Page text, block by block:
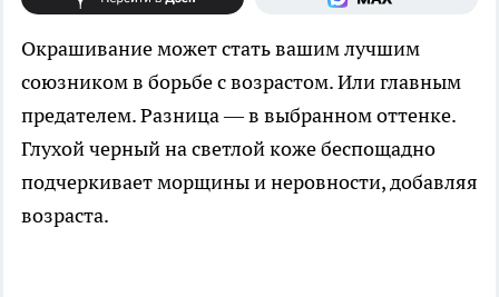
Окрашивание может стать вашим лучшим
союзником в борьбе с возрастом. Или главным
предателем. Разница — в выбранном оттенке.
Глухой черный на светлой коже беспощадно
подчеркивает морщины и неровности, добавляя
возраста.